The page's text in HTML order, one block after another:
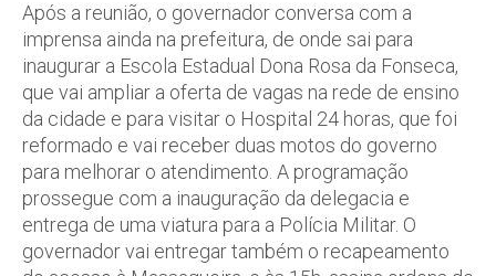
Após a reunião, o governador conversa com a
imprensa ainda na prefeitura, de onde sai para
inaugurar a Escola Estadual Dona Rosa da Fonseca,
que vai ampliar a oferta de vagas na rede de ensino
da cidade e para visitar o Hospital 24 horas, que foi
reformado e vai receber duas motos do governo
para melhorar o atendimento. A programação
prossegue com a inauguração da delegacia e
entrega de uma viatura para a Polícia Militar. O
governador vai entregar também o recapeamento